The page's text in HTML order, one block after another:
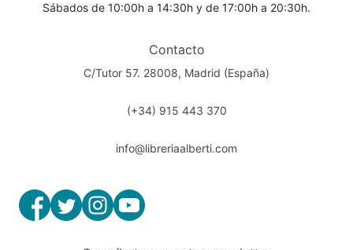
Sábados de 10:00h a 14:30h y de 17:00h a 20:30h.
Contacto
C/Tutor 57. 28008, Madrid (España)
(+34) 915 443 370
info@libreriaalberti.com